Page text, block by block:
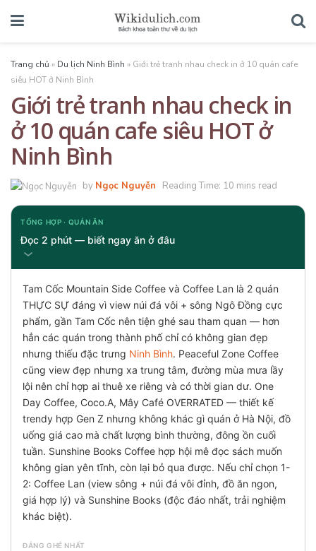
Trang chủ » Du lịch Ninh Bình » Giới trẻ tranh nhau check in ở 10 quán cafe
siêu HOT ở Ninh Bình
Giới trẻ tranh nhau check in
ở 10 quán cafe siêu HOT ở
Ninh Bình
by Ngọc Nguyễn Reading Time: 10 mins read
TỔNG HỢP · QUÁN ĂN
Đọc 2 phút — biết ngay ăn ở đâu
Tam Cốc Mountain Side Coffee và Coffee Lan là 2 quán
THỰC SỰ đáng vì view núi đá vôi + sông Ngô Đồng cực
phẩm, gần Tam Cốc nên tiện ghé sau tham quan — hơn
hẳn các quán trong thành phố chỉ có không gian đẹp
nhưng thiếu đặc trưng Ninh Bình. Peaceful Zone Coffee
cũng view đẹp nhưng xa trung tâm, đường mùa mưa lầy
lội nên chỉ hợp ai thuê xe riêng và có thời gian dư. One
Day Coffee, Coco.A, Mây Café OVERRATED — thiết kế
trendy hợp Gen Z nhưng không khác gì quán ở Hà Nội, đồ
uống giá cao mà chất lượng bình thường, đông ồn cuối
tuần. Sunshine Books Coffee hợp hội mê đọc sách muốn
không gian yên tĩnh, còn lại bỏ qua được. Nếu chỉ chọn 1-
2: Coffee Lan (view sông + núi đá vôi đỉnh, đồ ăn ngon,
giá hợp lý) và Sunshine Books (độc đáo nhất, trải nghiệm
khác biệt).
ĐÁNG GHÉ NHẤT